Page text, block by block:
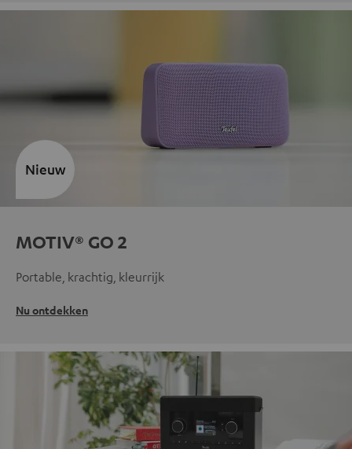
MOTIV® GO 2
Portable, krachtig, kleurrijk
Nu ontdekken
Nieuw